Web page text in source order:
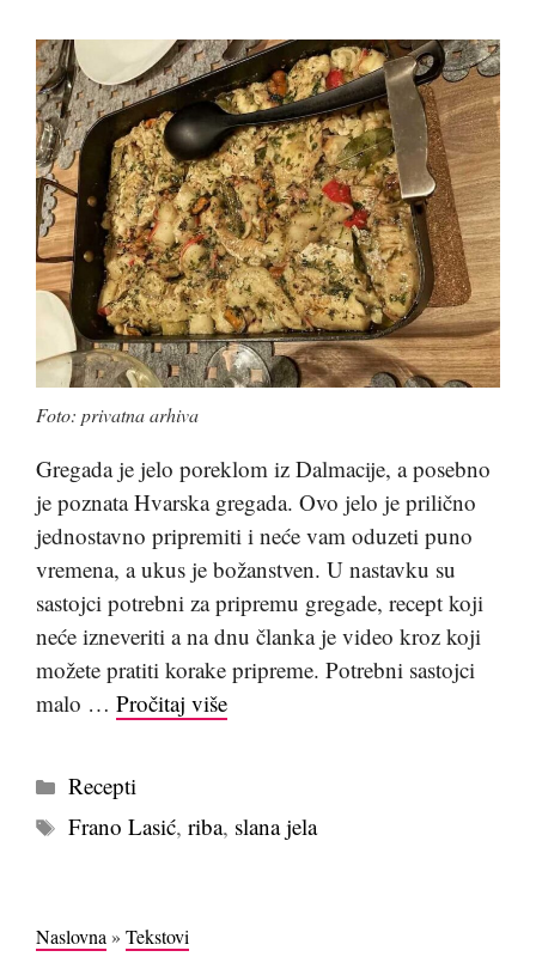
Foto: privatna arhiva
Gregada je jelo poreklom iz Dalmacije, a posebno
je poznata Hvarska gregada. Ovo jelo je prilično
jednostavno pripremiti i neće vam oduzeti puno
vremena, a ukus je božanstven. U nastavku su
sastojci potrebni za pripremu gregade, recept koji
neće izneveriti a na dnu članka je video kroz koji
možete pratiti korake pripreme. Potrebni sastojci
malo … Pročitaj više
Kategorije
Recepti
Tags
Frano Lasić,riba, slana jela
Naslovna » Tekstovi